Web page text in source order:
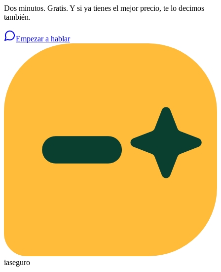
Dos minutos. Gratis. Y si ya tienes el mejor precio, te lo decimos
también.
Empezar a hablar
iaseguro